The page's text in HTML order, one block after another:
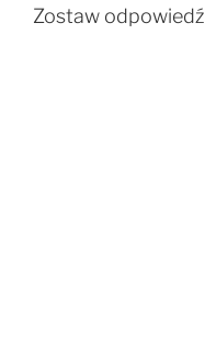
Zostaw odpowiedź